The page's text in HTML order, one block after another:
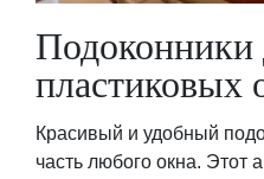
Подоконники
пластиковых
Красивый и удобный
часть любого окна. Этот